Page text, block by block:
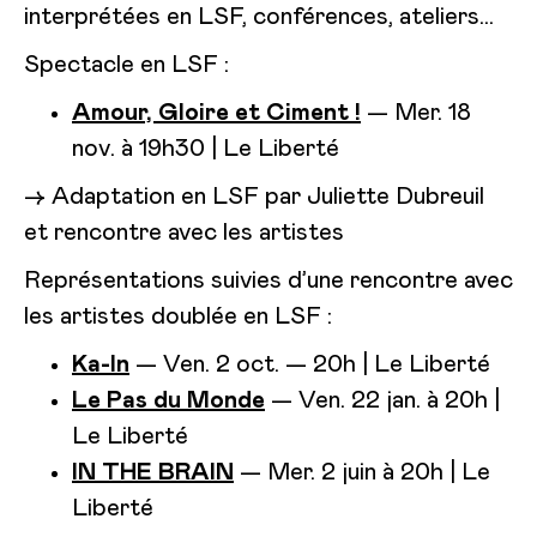
interprétées en LSF, conférences, ateliers…
Spectacle en LSF :
Amour, Gloire et Ciment ! — Mer. 18
nov. à 19h30 | Le Liberté
→ Adaptation en LSF par Juliette Dubreuil
et rencontre avec les artistes
Représentations suivies d’une rencontre avec
les artistes doublée en LSF :
Ka-In — Ven. 2 oct. — 20h | Le Liberté
Le Pas du Monde — Ven. 22 jan. à 20h |
Le Liberté
IN THE BRAIN — Mer. 2 juin à 20h | Le
Liberté